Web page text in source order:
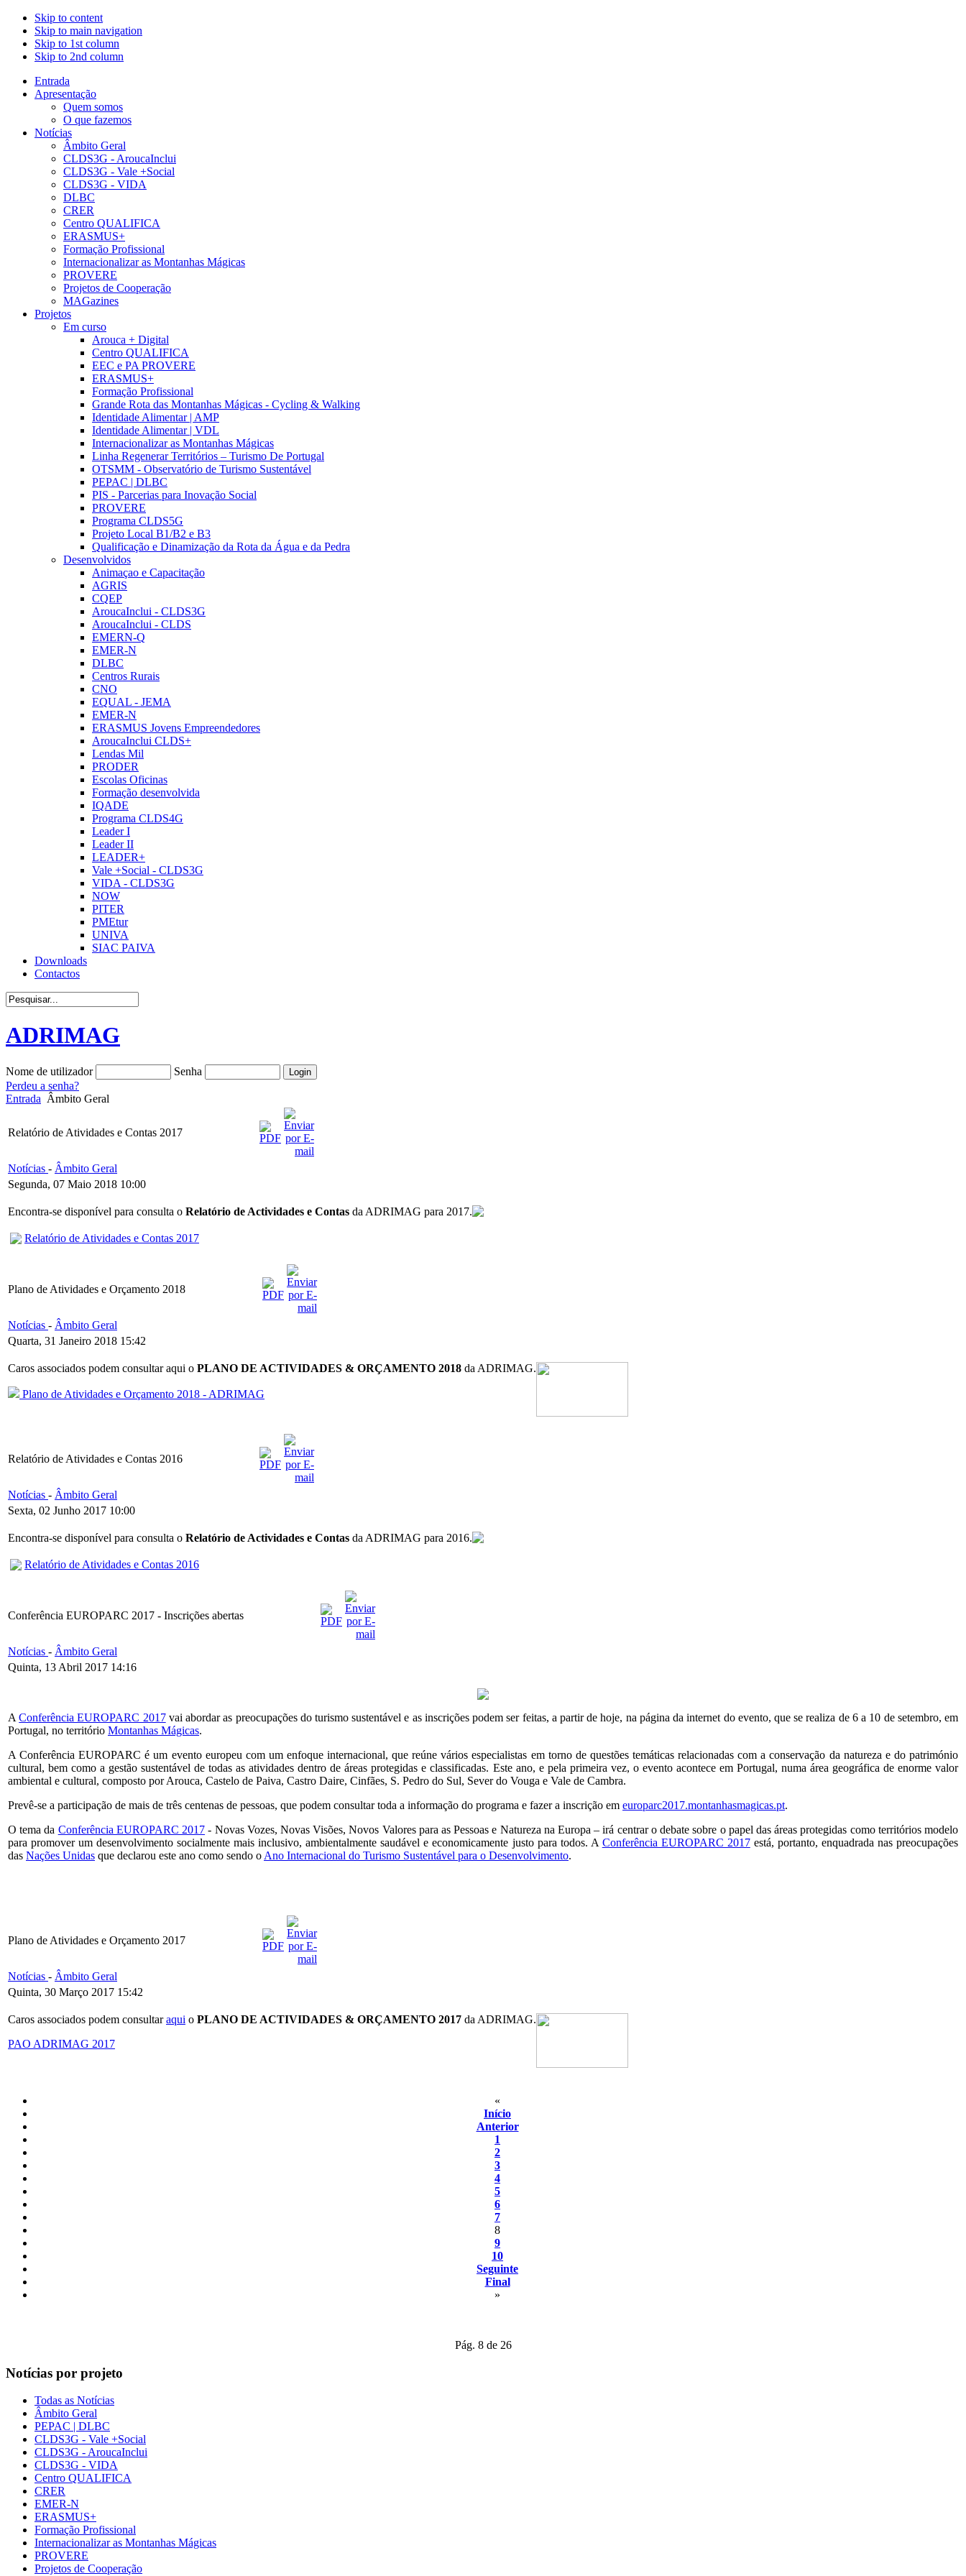
Skip to content
Skip to main navigation
Skip to 1st column
Skip to 2nd column
Entrada
Apresentação
Quem somos
O que fazemos
Notícias
Âmbito Geral
CLDS3G - AroucaInclui
CLDS3G - Vale +Social
CLDS3G - VIDA
DLBC
CRER
Centro QUALIFICA
ERASMUS+
Formação Profissional
Internacionalizar as Montanhas Mágicas
PROVERE
Projetos de Cooperação
MAGazines
Projetos
Em curso
Arouca + Digital
Centro QUALIFICA
EEC e PA PROVERE
ERASMUS+
Formação Profissional
Grande Rota das Montanhas Mágicas - Cycling & Walking
Identidade Alimentar | AMP
Identidade Alimentar | VDL
Internacionalizar as Montanhas Mágicas
Linha Regenerar Territórios – Turismo De Portugal
OTSMM - Observatório de Turismo Sustentável
PEPAC | DLBC
PIS - Parcerias para Inovação Social
PROVERE
Programa CLDS5G
Projeto Local B1/B2 e B3
Qualificação e Dinamização da Rota da Água e da Pedra
Desenvolvidos
Animaçao e Capacitação
AGRIS
CQEP
AroucaInclui - CLDS3G
AroucaInclui - CLDS
EMERN-Q
EMER-N
DLBC
Centros Rurais
CNO
EQUAL - JEMA
EMER-N
ERASMUS Jovens Empreendedores
AroucaInclui CLDS+
Lendas Mil
PRODER
Escolas Oficinas
Formação desenvolvida
IQADE
Programa CLDS4G
Leader I
Leader II
LEADER+
Vale +Social - CLDS3G
VIDA - CLDS3G
NOW
PITER
PMEtur
UNIVA
SIAC PAIVA
Downloads
Contactos
ADRIMAG
Nome de utilizador
Senha
Perdeu a senha?
Entrada Âmbito Geral
Relatório de Atividades e Contas 2017
Notícias - Âmbito Geral
Segunda, 07 Maio 2018 10:00
Encontra-se disponível para consulta o Relatório de Actividades e Contas da ADRIMAG para 2017.
Relatório de Atividades e Contas 2017
Plano de Atividades e Orçamento 2018
Notícias - Âmbito Geral
Quarta, 31 Janeiro 2018 15:42
Caros associados podem consultar aqui o PLANO DE ACTIVIDADES & ORÇAMENTO 2018 da ADRIMAG.
Plano de Atividades e Orçamento 2018 - ADRIMAG
Relatório de Atividades e Contas 2016
Notícias - Âmbito Geral
Sexta, 02 Junho 2017 10:00
Encontra-se disponível para consulta o Relatório de Actividades e Contas da ADRIMAG para 2016.
Relatório de Atividades e Contas 2016
Conferência EUROPARC 2017 - Inscrições abertas
Notícias - Âmbito Geral
Quinta, 13 Abril 2017 14:16
AConferência EUROPARC 2017vai abordar as preocupações do turismo sustentável e as inscrições podem ser feitas, a partir de hoje, na página da internet do evento, que se realiza de 6 a 10 de setembro, em
Portugal, no território Montanhas Mágicas.
A Conferência EUROPARC é um evento europeu com um enfoque internacional, que reúne vários especialistas em torno de questões temáticas relacionadas com a conservação da natureza e do património
cultural, bem como a gestão sustentável de todas as atividades dentro de áreas protegidas e classificadas. Este ano, e pela primeira vez, o evento acontece em Portugal, numa área geográfica de enorme valor
ambiental e cultural, composto por Arouca, Castelo de Paiva, Castro Daire, Cinfães, S. Pedro do Sul, Sever do Vouga e Vale de Cambra.
Prevê-se a participação de mais de três centenas de pessoas, que podem consultar toda a informação do programa e fazer a inscrição em europarc2017.montanhasmagicas.pt.
O tema da Conferência EUROPARC 2017 - Novas Vozes, Novas Visões, Novos Valores para as Pessoas e Natureza na Europa – irá centrar o debate sobre o papel das áreas protegidas como territórios modelo
para promover um desenvolvimento socialmente mais inclusivo, ambientalmente saudável e economicamente justo para todos. A Conferência EUROPARC 2017está, portanto, enquadrada nas preocupações
das Nações Unidas que declarou este ano como sendo o Ano Internacional do Turismo Sustentável para o Desenvolvimento.
Plano de Atividades e Orçamento 2017
Notícias - Âmbito Geral
Quinta, 30 Março 2017 15:42
Caros associados podem consultaraqui o PLANO DE ACTIVIDADES & ORÇAMENTO 2017 da ADRIMAG.
PAO ADRIMAG 2017
«
Início
Anterior
1
2
3
4
5
6
7
8
9
10
Seguinte
Final
»
Pág. 8 de 26
Notícias por projeto
Todas as Notícias
Âmbito Geral
PEPAC | DLBC
CLDS3G - Vale +Social
CLDS3G - AroucaInclui
CLDS3G - VIDA
Centro QUALIFICA
CRER
EMER-N
ERASMUS+
Formação Profissional
Internacionalizar as Montanhas Mágicas
PROVERE
Projetos de Cooperação